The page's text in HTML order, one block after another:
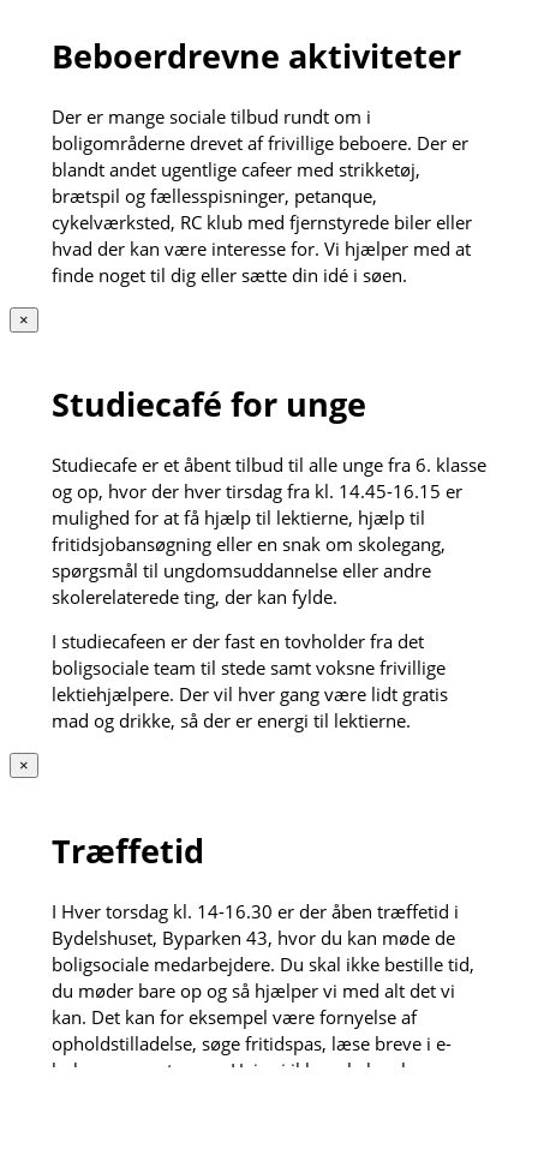
Beboerdrevne aktiviteter
Der er mange sociale tilbud rundt om i
boligområderne drevet af frivillige beboere. Der er
blandt andet ugentlige cafeer med strikketøj,
brætspil og fællesspisninger, petanque,
cykelværksted, RC klub med fjernstyrede biler eller
hvad der kan være interesse for. Vi hjælper med at
finde noget til dig eller sætte din idé i søen.
×
Studiecafé for unge
Studiecafe er et åbent tilbud til alle unge fra 6. klasse
og op, hvor der hver tirsdag fra kl. 14.45-16.15 er
mulighed for at få hjælp til lektierne, hjælp til
fritidsjobansøgning eller en snak om skolegang,
spørgsmål til ungdomsuddannelse eller andre
skolerelaterede ting, der kan fylde.
I studiecafeen er der fast en tovholder fra det
boligsociale team til stede samt voksne frivillige
lektiehjælpere. Der vil hver gang være lidt gratis
mad og drikke, så der er energi til lektierne.
×
Træffetid
I Hver torsdag kl. 14-16.30 er der åben træffetid i
Bydelshuset, Byparken 43, hvor du kan møde de
boligsociale medarbejdere. Du skal ikke bestille tid,
du møder bare op og så hjælper vi med alt det vi
kan. Det kan for eksempel være fornyelse af
opholdstilladelse, søge fritidspas, læse breve i e-
boks og meget mere. Hvis vi ikke selv kan løse